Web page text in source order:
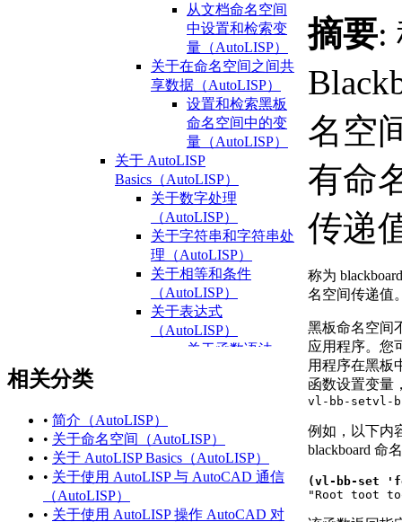
从文档命名空间
中设置和检索变
量（AutoLISP）
关于在命名空间之间共
享数据（AutoLISP）
设置和检索黑板
命名空间中的变
量（AutoLISP）
关于 AutoLISP
Basics（AutoLISP）
关于数字处理
（AutoLISP）
关于字符串和字符串处
理（AutoLISP）
关于相等和条件
（AutoLISP）
关于表达式
（AutoLISP）
关于函数语法
（AutoLISP）
关于
Reals（AutoLISP）
（AutoLISP）
相关分类
• 简介（AutoLISP）
• 关于命名空间（AutoLISP）
• 关于 AutoLISP Basics（AutoLISP）
• 关于使用 AutoLISP 与 AutoCAD 通信
（AutoLISP）
• 关于使用 AutoLISP 操作 AutoCAD 对
摘要:
名空
有命
传递
称为
名空间传递值
黑板命名空间
应用程序。您
用程序在黑板
函数设置变量
vl-bb-setvl-
例如，以下内
blackboard 命
(vl-bb-set
"Root toot